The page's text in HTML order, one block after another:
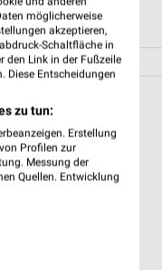
IOS MAPS
möglicherweise
akzeptieren,
Schaltfläche in
den Link in der Fußzeile
Diese Entscheidungen
zu tun:
Erstellung
Profilen zur
Messung der
Quellen. Entwicklung